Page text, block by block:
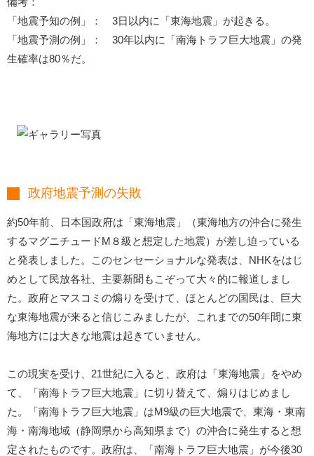
「地震予知の例」： 3日以内に「東海地震」が起きる。
「地震予測の例」： 30年以内に「南海トラフ巨大地震」の発
生確率は80％だ。
政府地震予測の失敗
約50年前、日本国政府は「東海地震」（東海地方の沖合に発生
するマグニチュードM８級と想定した地震）が差し迫っている
と発表しました。このセンセーショナルな発表は、NHKをはじ
めとして民放各社、主要新聞もこぞって大々的に報道しまし
た。政府とマスコミの煽りを受けて、ほとんどの国民は、巨大
な東海地震が来ると信じこみましたが、これまでの50年間に東
海地方には大きな地震は起きていません。
この現実を受け、21世紀に入ると、政府は「東海地震」をやめ
て、「南海トラフ巨大地震」に切り替えて、煽りはじめまし
た。「南海トラフ巨大地震」はM9級の巨大地震で、東海・東南
海・南海地域（静岡県から高知県まで）の沖合に発生すると想
定されたものです。政府は、「南海トラフ巨大地震」が今後30